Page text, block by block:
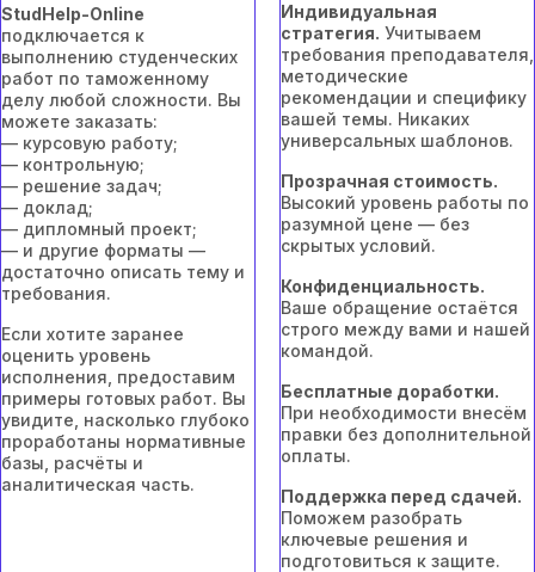
StudHelp-Online
подключается к
выполнению студенческих
работ по таможенному
делу любой сложности. Вы
можете заказать:
— курсовую работу;
— контрольную;
— решение задач;
— доклад;
— дипломный проект;
— и другие форматы —
достаточно описать тему и
требования.
Если хотите заранее
оценить уровень
исполнения, предоставим
примеры готовых работ. Вы
увидите, насколько глубоко
проработаны нормативные
базы, расчёты и
аналитическая часть.
Индивидуальная
стратегия. Учитываем
требования преподавателя,
методические
рекомендации и специфику
вашей темы. Никаких
универсальных шаблонов.
Прозрачная стоимость.
Высокий уровень работы по
разумной цене — без
скрытых условий.
Конфиденциальность.
Ваше обращение остаётся
строго между вами и нашей
командой.
Бесплатные доработки.
При необходимости внесём
правки без дополнительной
оплаты.
Поддержка перед сдачей.
Поможем разобрать
ключевые решения и
подготовиться к защите.